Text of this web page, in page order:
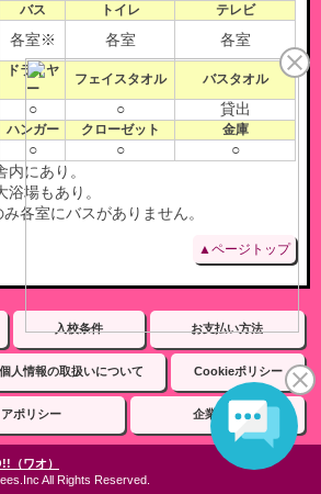
バス トイレ テレビ
各室※ 各室 各室
ドライヤ
ー
フェイスタオル バスタオル
○ ○ 貸出
ハンガー クローゼット 金庫
○ ○
○
にあり。
場もあり。
各室にバスがありません。
▲ページトップ
入校条件 お支払い方法
個人情報の取扱いについて Cookieポリシー
ポリシー 企業情報
（ワオ）
All Rights Reserved.